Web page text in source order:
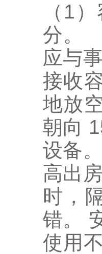
（1
分。
应与
接收
地放
朝向
设备
高出
时，
错。
使用